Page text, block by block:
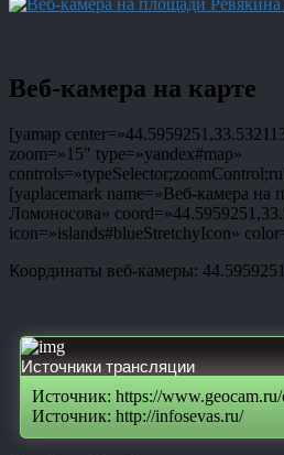
Веб-камера на карте
[yamap
zoom=»15″ type=»yandex#map»
[yaplacemark name=»Веб-камера на
Ломоносова»
icon=»islands#blueStretchyIcon»
Координаты веб-камеры:
Источники трансляции
Источник: https://
Источник: http://infosevas.ru/